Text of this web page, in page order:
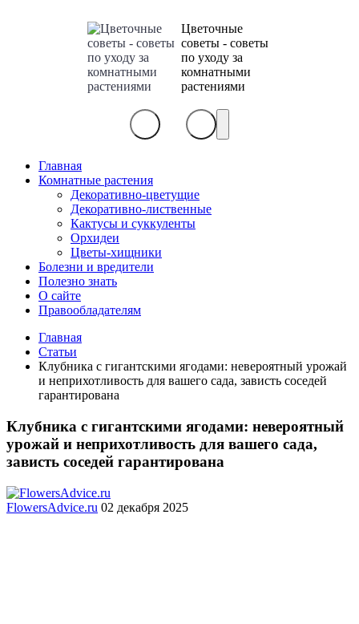
Цветочные
советы - советы
по уходу за
комнатными
растениями
Главная
Комнатные растения
Декоративно-цветущие
Декоративно-лиственные
Кактусы и суккуленты
Орхидеи
Цветы-хищники
Болезни и вредители
Полезно знать
О сайте
Правообладателям
Главная
Статьи
Клубника с гигантскими ягодами: невероятный урожай
и неприхотливость для вашего сада, зависть соседей
гарантирована
Клубника с гигантскими ягодами: невероятный
урожай и неприхотливость для вашего сада,
зависть соседей гарантирована
FlowersAdvice.ru 02 декабря 2025